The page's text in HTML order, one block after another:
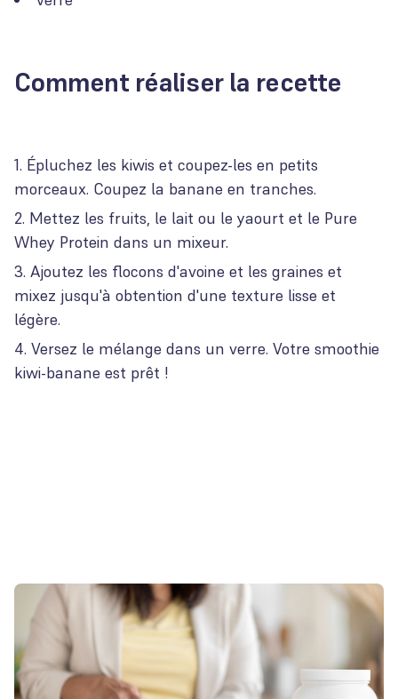
Comment réaliser la recette
Épluchez les kiwis et coupez-les en petits
morceaux. Coupez la banane en tranches.
Mettez les fruits, le lait ou le yaourt et le Pure
Whey Protein dans un mixeur.
Ajoutez les flocons d'avoine et les graines et
mixez jusqu'à obtention d'une texture lisse et
légère.
Versez le mélange dans un verre. Votre smoothie
kiwi-banane est prêt !